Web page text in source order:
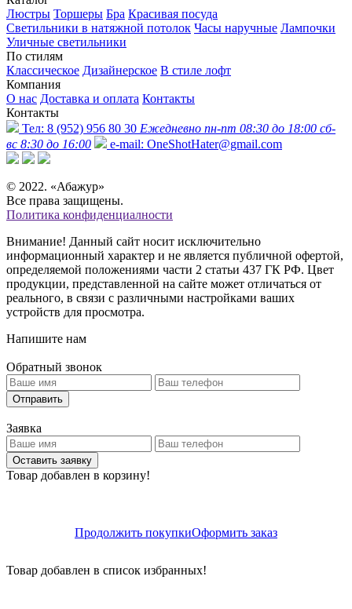
Люстры Торшеры Бра Красивая посуда
Светильники в натяжной потолок Часы наручные Лампочки
Уличные светильники
По стилям
Классическое Дизайнерское В стиле лофт
Компания
О нас Доставка и оплата Контакты
Контакты
Тел: 8 (952) 956 80 30 Ежедневно пн-пт 08:30 до 18:00 сб-
вс 8:30 до 16:00
e-mail: OneShotHater@gmail.com
© 2022. «Абажур»
Все права защищены.
Политика конфиденциалности
Внимание! Данный сайт носит исключительно
информационный характер и не является публичной офертой,
определяемой положениями части 2 статьи 437 ГК РФ. Цвет
продукции, представленной на сайте может отличаться от
реального, в связи с различными настройками ваших
устройств для просмотра.
Напишите нам
Обратный звонок
Отправить
Заявка
Оставить заявку
Товар добавлен в корзину!
Продолжить покупкиОформить заказ
Товар добавлен в список избранных!